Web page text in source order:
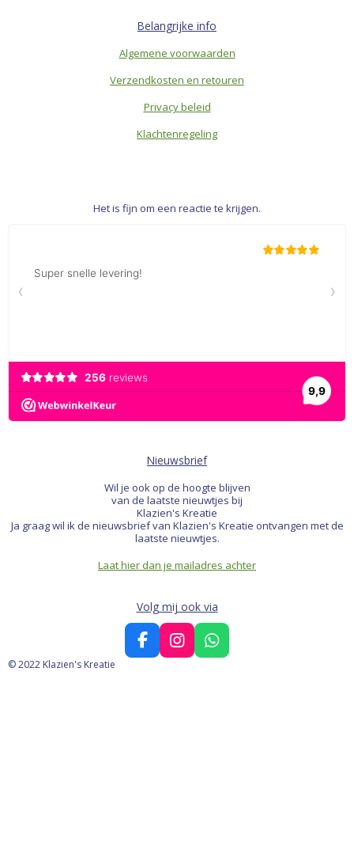
Belangrijke info
Algemene voorwaarden
Verzendkosten en retouren
Privacy beleid
Klachtenregeling
Het is fijn om een reactie te krijgen.
Nieuwsbrief
Wil je ook op de hoogte blijven
van de laatste nieuwtjes bij
Klazien's Kreatie
Ja graag wil ik de nieuwsbrief van Klazien's Kreatie ontvangen met de
laatste nieuwtjes.
Laat hier dan je mailadres achter
Volg mij ook via
F
a
I
n
W
h
© 2022 Klazien's Kreatie